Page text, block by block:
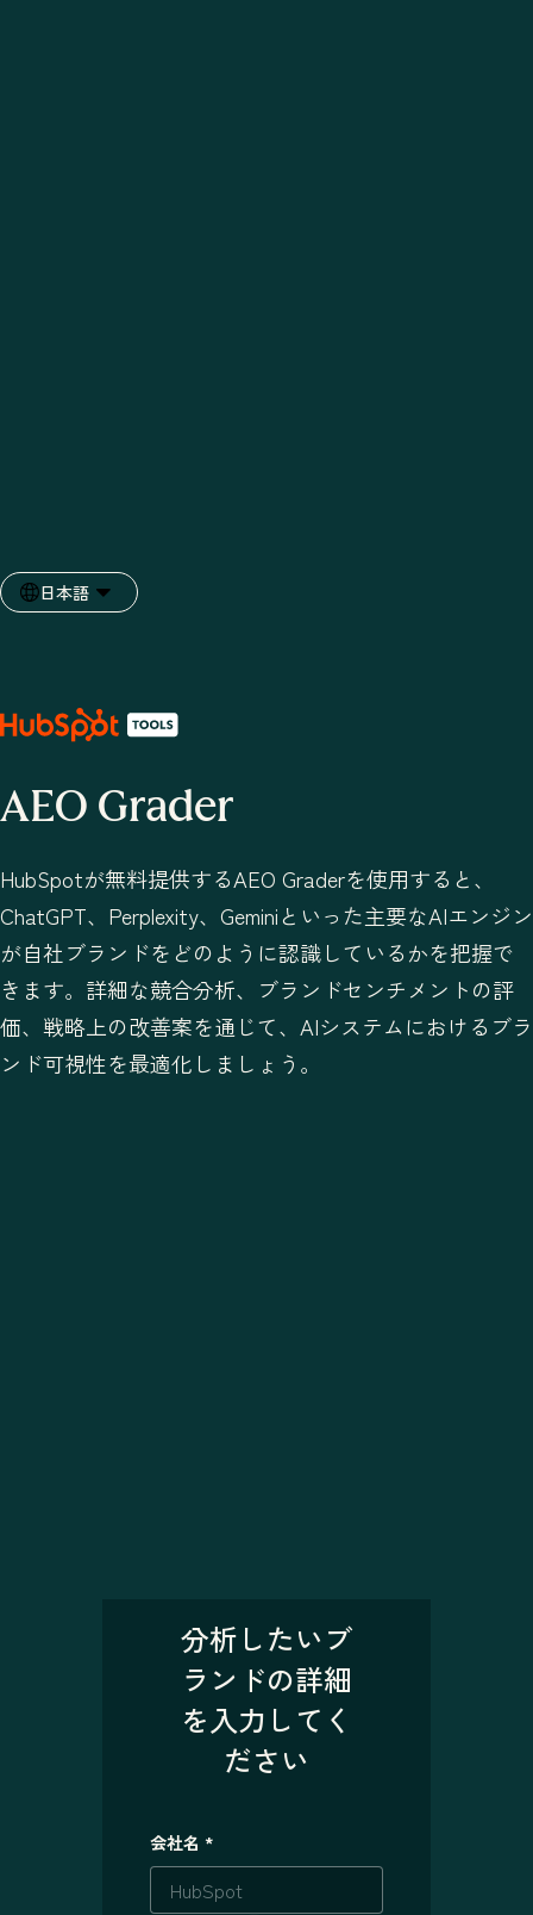
日本語
言語を選択
AEO Grader
HubSpotが無料提供するAEO Graderを使用すると、
ChatGPT、Perplexity、Geminiといった主要なAIエンジン
が自社ブランドをどのように認識しているかを把握で
きます。詳細な競合分析、ブランドセンチメントの評
価、戦略上の改善案を通じて、AIシステムにおけるブラ
ンド可視性を最適化しましょう。
分析したいブ
ランドの詳細
を入力してく
ださい
会社名 *